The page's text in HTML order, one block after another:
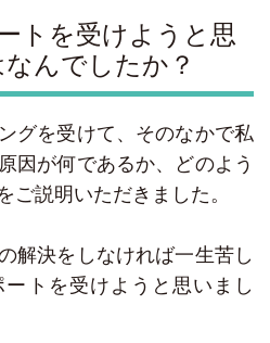
トを受けようと思
んでしたか？
グを受けて、そのなかで私
因が何であるか、どのよう
ご説明いただきました。
解決をしなければ一生苦し
トを受けようと思いまし